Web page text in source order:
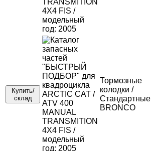
Купить/
склад
Тормозные
колодки /
Стандартные
BRONCO